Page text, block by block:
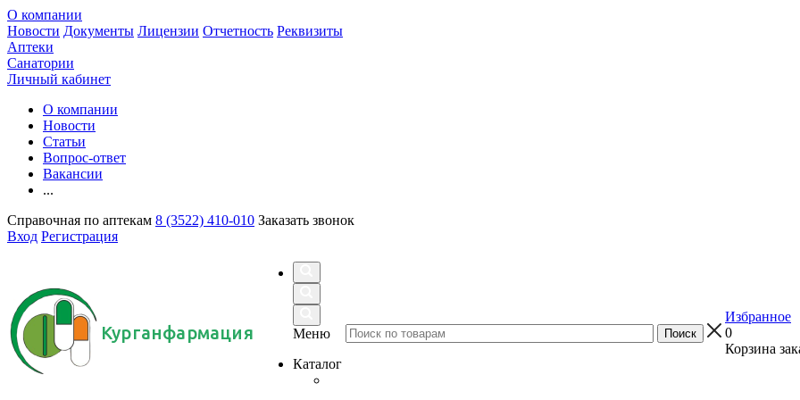
О компании
Новости Документы Лицензии Отчетность Реквизиты
Аптеки
Санатории
Личный кабинет
О компании
Новости
Статьи
Вопрос-ответ
Вакансии
...
Справочная по аптекам 8 (3522) 410-010 Заказать звонок
Вход Регистрация
Курганфармация
Меню
Каталог
Избранное
0
Корзина